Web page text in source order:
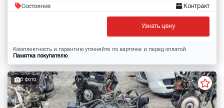
Состояние Контракт
Узнать цену
Комплектность и гарантию уточняйте по карточке и перед оплатой.
Памятка покупателю
5 фото